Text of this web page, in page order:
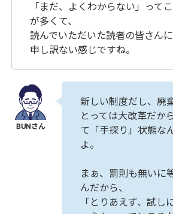
「まだ、よくわからない」って
が多くて、
読んでいただいた読者の皆さん
申し訳ない感じですね。
新しい制度だし、廃
とっては大改革だか
て「手探り」状態な
よ。
まぁ、罰則も無いに
んだから、
「とりあえず、試し